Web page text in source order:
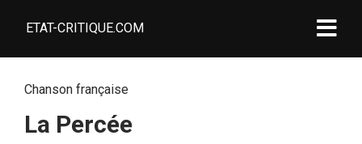
ETAT-CRITIQUE.COM
Chanson française
La Percée